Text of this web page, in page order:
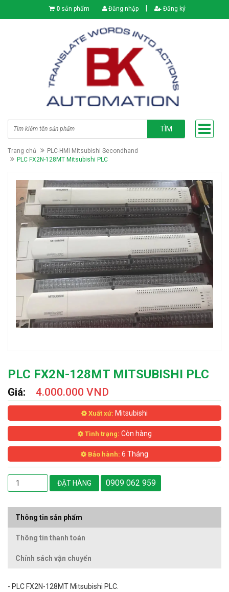
0 sản phẩm Đăng nhập Đăng ký
TÌM
Trang chủ
PLC-HMI Mitsubishi Secondhand
PLC FX2N-128MT Mitsubishi PLC
PLC FX2N-128MT MITSUBISHI PLC
Giá: 4.000.000 VND
Xuất xứ: Mitsubishi
Tình trạng: Còn hàng
Bảo hành: 6 Tháng
ĐẶT HÀNG 0909 062 959
Thông tin sản phẩm
Thông tin thanh toán
Chính sách vận chuyển
- PLC FX2N-128MT Mitsubishi PLC.